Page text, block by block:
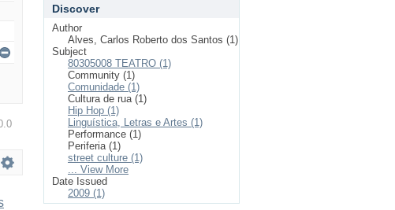
Discover
Author
Alves, Carlos Roberto dos Santos (1)
Subject
80305008 TEATRO (1)
Community (1)
Comunidade (1)
Cultura de rua (1)
Hip Hop (1)
Linguística, Letras e Artes (1)
Performance (1)
Periferia (1)
street culture (1)
... View More
Date Issued
2009 (1)